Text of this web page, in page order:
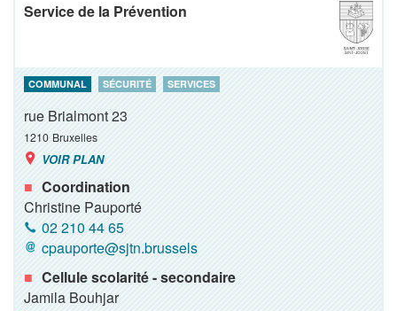
Service de la Prévention
COMMUNAL SÉCURITÉ SERVICES
rue Brialmont 23
1210 Bruxelles
VOIR PLAN
Coordination
Christine Pauporté
02 210 44 65
cpauporte@sjtn.brussels
Cellule scolarité - secondaire
Jamila Bouhjar